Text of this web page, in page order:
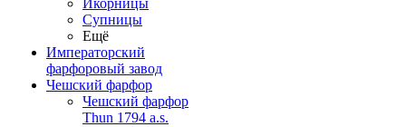
Икорницы
Супницы
Ещё
Императорский
фарфоровый завод
Чешский фарфор
Чешский фарфор
Thun 1794 a.s.